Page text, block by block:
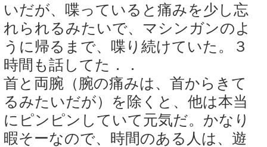
いだが、喋っていると痛みを少し忘
れられるみたいで、マシンガンのよ
うに帰るまで、喋り続けていた。３
時間も話してた．．
首と両腕（腕の痛みは、首からきて
るみたいだが）を除くと、他は本当
にピンピンしていて元気だ。かなり
暇そーなので、時間のある人は、遊